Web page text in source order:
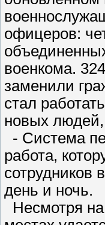
офицеров:
военкома.
заменили
стал
новых
- Система
работа,
сотрудников
день и ночь.
Несмотря